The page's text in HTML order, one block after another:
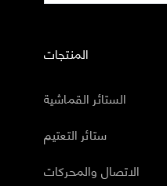
المنتجات
الستائر القماشية
ستائر التعتيم
الاتصال والمحركات